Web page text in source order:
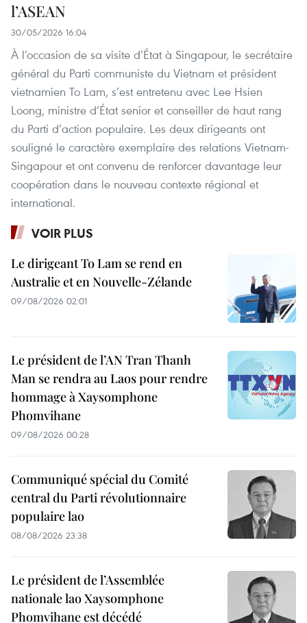
l’ASEAN
30/05/2026 16:04
À l’occasion de sa visite d’État à Singapour, le secrétaire
général du Parti communiste du Vietnam et président
vietnamien To Lam, s’est entretenu avec Lee Hsien
Loong, ministre d’État senior et conseiller de haut rang
du Parti d’action populaire. Les deux dirigeants ont
souligné le caractère exemplaire des relations Vietnam-
Singapour et ont convenu de renforcer davantage leur
coopération dans le nouveau contexte régional et
international.
VOIR PLUS
Le dirigeant To Lam se rend en
Australie et en Nouvelle-Zélande
09/08/2026 02:01
Le président de l’AN Tran Thanh
Man se rendra au Laos pour rendre
hommage à Xaysomphone
Phomvihane
09/08/2026 00:28
Communiqué spécial du Comité
central du Parti révolutionnaire
populaire lao
08/08/2026 23:38
Le président de l’Assemblée
nationale lao Xaysomphone
Phomvihane est décédé